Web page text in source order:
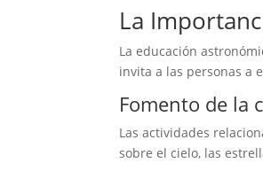
La
La educación
invita a las personas a
Fomento de la
Las actividades
sobre el cielo, las